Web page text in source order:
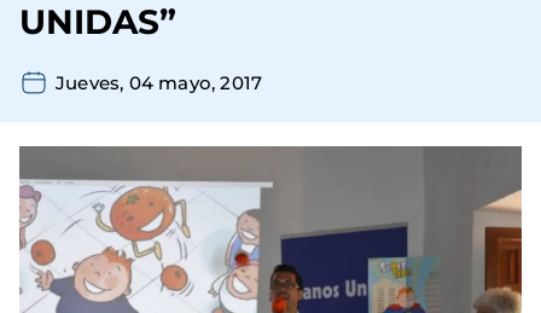
UNIDAS”
Jueves, 04 mayo, 2017